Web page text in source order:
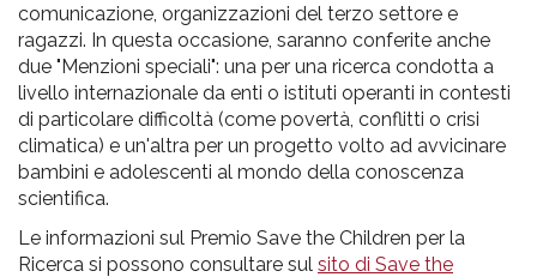
comunicazione, organizzazioni del terzo settore e
ragazzi. In questa occasione, saranno conferite anche
due "Menzioni speciali": una per una ricerca condotta a
livello internazionale da enti o istituti operanti in contesti
di particolare difficoltà (come povertà, conflitti o crisi
climatica) e un'altra per un progetto volto ad avvicinare
bambini e adolescenti al mondo della conoscenza
scientifica.
Le informazioni sul Premio Save the Children per la
Ricerca si possono consultare sul sito di Save the